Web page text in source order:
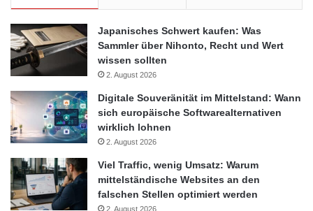
Japanisches Schwert kaufen: Was
Sammler über Nihonto, Recht und Wert
wissen sollten
2. August 2026
Digitale Souveränität im Mittelstand: Wann
sich europäische Softwarealternativen
wirklich lohnen
2. August 2026
Viel Traffic, wenig Umsatz: Warum
mittelständische Websites an den
falschen Stellen optimiert werden
2. August 2026